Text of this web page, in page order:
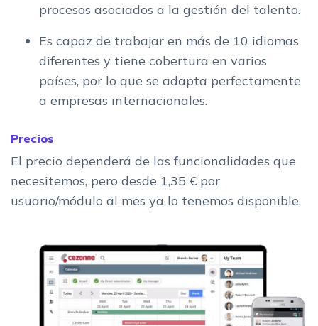
procesos asociados a la gestión del talento.
Es capaz de trabajar en más de 10 idiomas
diferentes y tiene cobertura en varios
países, por lo que se adapta perfectamente
a empresas internacionales.
Precios
El precio dependerá de las funcionalidades que
necesitemos, pero desde 1,35 € por
usuario/módulo al mes ya lo tenemos disponible.